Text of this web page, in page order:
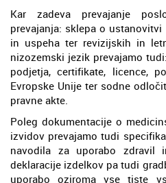
Kar zadeva prevajanje
prevajanja: sklepa o
in uspeha ter revizijskih in
nizozemski jezik prevajamo
podjetja, certifikate, licence,
Evropske Unije ter sodne
pravne akte.
Poleg dokumentacije o
izvidov prevajamo tudi
navodila za uporabo zdravil
deklaracije izdelkov pa tudi
uporabo oziroma vse tiste